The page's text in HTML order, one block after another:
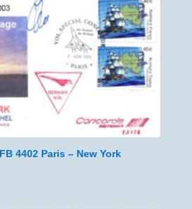
4402 Paris – New York